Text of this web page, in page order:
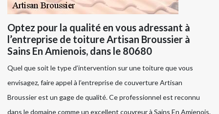
Optez pour la qualité en vous adressant à
l’entreprise de toiture Artisan Broussier à
Sains En Amienois, dans le 80680
Quel que soit le type d’intervention sur une toiture que vous
envisagez, faire appel à l’entreprise de couverture Artisan
Broussier est un gage de qualité. Ce professionnel est reconnu
dans le domaine comme un excellent couvreur à Sains En Amienois.